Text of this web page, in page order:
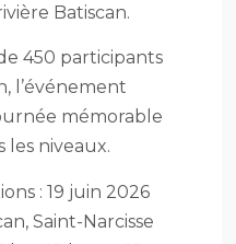
Batiscan.
450 participants
l’événement
mémorable
niveaux.
: 19 juin 2026
Saint-Narcisse